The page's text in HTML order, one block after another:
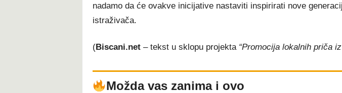
nadamo da će ovakve inicijative nastaviti inspirirati nove
istraživača.
(Biscani.net– tekst u sklopu projekta “Promocija lokalnih priča
Možda vas zanima i ovo